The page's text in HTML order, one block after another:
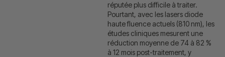
réputée plus difficile à traiter.
Pourtant, avec les lasers diode
haute fluence actuels (810 nm), les
études cliniques mesurent une
réduction moyenne de 74 à 82 %
à 12 mois post-traitement, y